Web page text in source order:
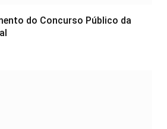
do Concurso Público da